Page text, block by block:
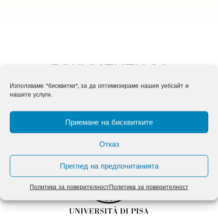
Използваме "бисквитки", за да оптимизираме нашия уебсайт и
нашите услуги.
Приемане на бисквитките
Отказ
Преглед на предпочитанията
Политика за поверителностПолитика за поверителност
ДОКУМЕНТИ ЗА
ИЗТЕГЛЯНЕ